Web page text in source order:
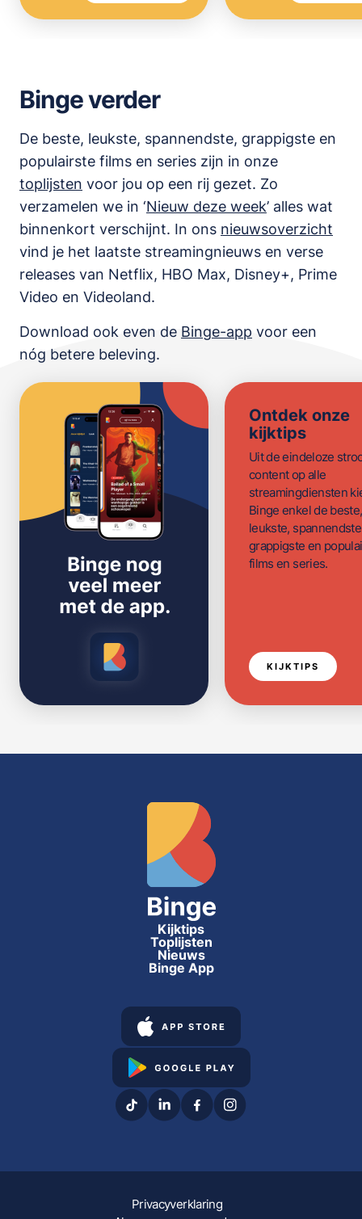
Binge verder
De beste, leukste, spannendste, grappigste en
populairste films en series zijn in onze
toplijsten voor jou op een rij gezet. Zo
verzamelen we in ‘Nieuw deze week’ alles wat
binnenkort verschijnt. In ons nieuwsoverzicht
vind je het laatste streamingnieuws en verse
releases van Netflix, HBO Max, Disney+, Prime
Video en Videoland.
Download ook even de Binge-app voor een
nóg betere beleving.
Ontdek onze
kijktips
Uit de eindeloze
content op alle
streamingdiensten
Binge enkel de beste,
leukste,
grappigste en
films en series.
KIJKTIPS
Kijktips
Toplijsten
Nieuws
Binge App
Privacyverklaring